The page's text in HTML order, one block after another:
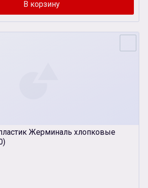
Жерминаль хлопковые